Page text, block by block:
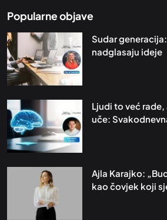
Popularne objave
Sudar
nadglasaju ideje
Ljudi to već
uče:
Ajla Karajko:
kao čovjek koji